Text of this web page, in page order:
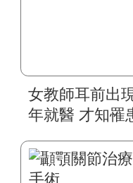
女教師耳前出現
年就醫 才知罹
手術」 精準治